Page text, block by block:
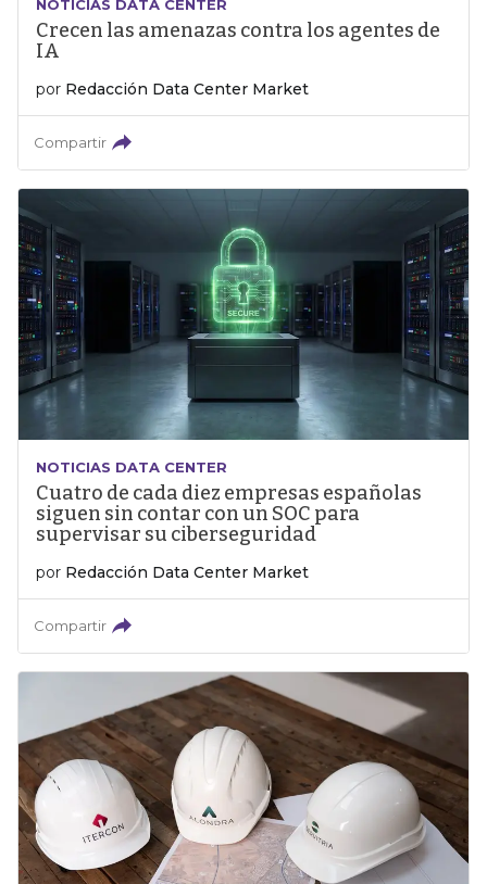
NOTICIAS DATA CENTER
Crecen las amenazas contra los agentes de
IA
por Redacción Data Center Market
Compartir
NOTICIAS DATA CENTER
Cuatro de cada diez empresas españolas
siguen sin contar con un SOC para
supervisar su ciberseguridad
por Redacción Data Center Market
Compartir